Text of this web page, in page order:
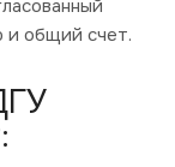
и общий счет.